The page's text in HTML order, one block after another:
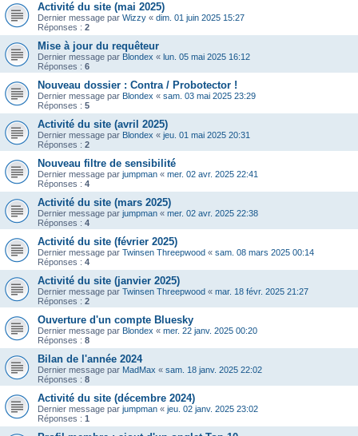
Activité du site (mai 2025)
Dernier message par Wizzy « dim. 01 juin 2025 15:27
Réponses : 2
Mise à jour du requêteur
Dernier message par Blondex « lun. 05 mai 2025 16:12
Réponses : 6
Nouveau dossier : Contra / Probotector !
Dernier message par Blondex « sam. 03 mai 2025 23:29
Réponses : 5
Activité du site (avril 2025)
Dernier message par Blondex « jeu. 01 mai 2025 20:31
Réponses : 2
Nouveau filtre de sensibilité
Dernier message par jumpman « mer. 02 avr. 2025 22:41
Réponses : 4
Activité du site (mars 2025)
Dernier message par jumpman « mer. 02 avr. 2025 22:38
Réponses : 4
Activité du site (février 2025)
Dernier message par Twinsen Threepwood « sam. 08 mars 2025 00:14
Réponses : 4
Activité du site (janvier 2025)
Dernier message par Twinsen Threepwood « mar. 18 févr. 2025 21:27
Réponses : 2
Ouverture d'un compte Bluesky
Dernier message par Blondex « mer. 22 janv. 2025 00:20
Réponses : 8
Bilan de l'année 2024
Dernier message par MadMax « sam. 18 janv. 2025 22:02
Réponses : 8
Activité du site (décembre 2024)
Dernier message par jumpman « jeu. 02 janv. 2025 23:02
Réponses : 1